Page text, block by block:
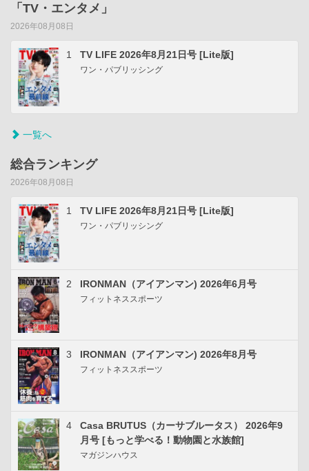
「TV・エンタメ」
2026年08月08日
1 TV LIFE 2026年8月21日号 [Lite版]
ワン・パブリッシング
一覧へ
総合ランキング
2026年08月08日
1 TV LIFE 2026年8月21日号 [Lite版]
ワン・パブリッシング
2 IRONMAN（アイアンマン) 2026年6月号
フィットネススポーツ
3 IRONMAN（アイアンマン) 2026年8月号
フィットネススポーツ
4
Casa BRUTUS（カーサブルータス） 2026年9
月号 [もっと学べる！動物園と水族館]
マガジンハウス